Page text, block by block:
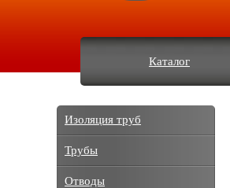
Каталог
Изоляция труб
Трубы
Отводы